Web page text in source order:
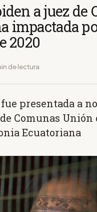
a juez de
impactada
2020
de lectura
presentada a
Comunas Unión
Ecuatoriana